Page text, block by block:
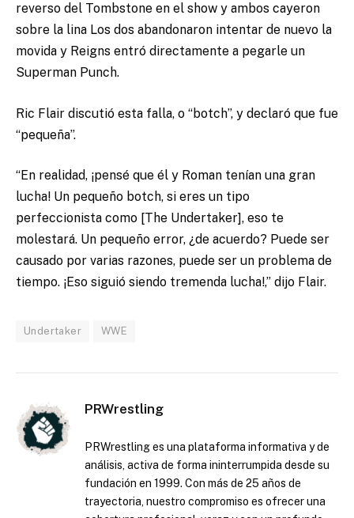
reverso del Tombstone en el show y ambos cayeron
sobre la lina Los dos abandonaron intentar de nuevo la
movida y Reigns entró directamente a pegarle un
Superman Punch.
Ric Flair discutió esta falla, o “botch”, y declaró que fue
“pequeña”.
“En realidad, ¡pensé que él y Roman tenían una gran
lucha! Un pequeño botch, si eres un tipo
perfeccionista como [The Undertaker], eso te
molestará. Un pequeño error, ¿de acuerdo? Puede ser
causado por varias razones, puede ser un problema de
tiempo. ¡Eso siguió siendo tremenda lucha!,” dijo Flair.
Undertaker WWE
PRWrestling
PRWrestling es una plataforma informativa y de
análisis, activa de forma ininterrumpida desde su
fundación en 1999. Con más de 25 años de
trayectoria, nuestro compromiso es ofrecer una